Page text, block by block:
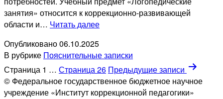
занятия» относится к коррекционно-развивающей
области и… Читать далееПЗ
1
вариант
3
класс
Опубликовано06.10.2025
В рубрике Пояснительные записки
Пагинация
записей
Страница 1 … Страница 26 Предыдущиезаписи
© Федеральное государственное бюджетное научное
учреждение «Институт коррекционной педагогики»